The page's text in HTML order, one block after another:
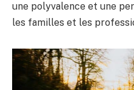
une polyvalence et une
les familles et les